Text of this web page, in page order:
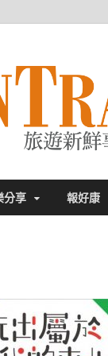
分享 報好康